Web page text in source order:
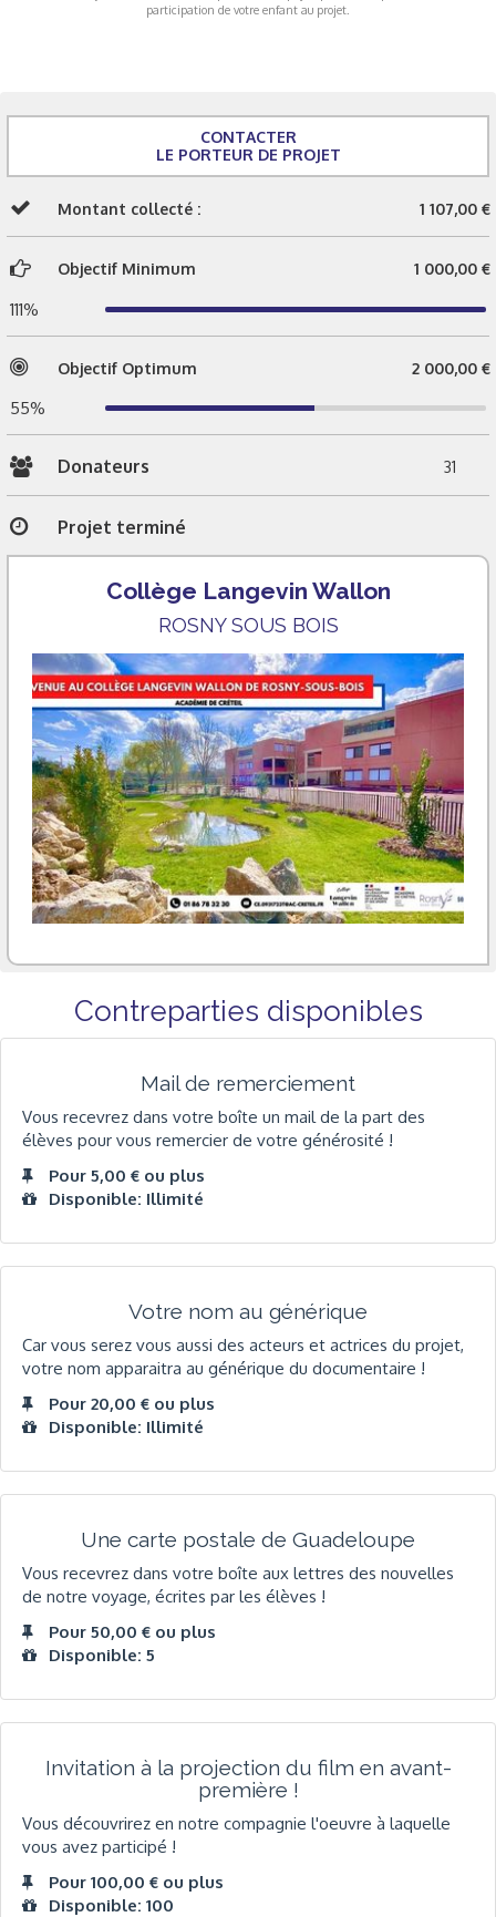
participation de votre enfant au projet.
CONTACTER
LE PORTEUR DE PROJET
Montant collecté : 1 107,00 €
Objectif Minimum 1 000,00 €
111%
Objectif Optimum 2 000,00 €
55%
Donateurs 31
Projet terminé
Collège Langevin Wallon
ROSNY SOUS BOIS
Contreparties disponibles
Mail de remerciement
Vous recevrez dans votre boîte un mail de la part des
élèves pour vous remercier de votre générosité !
Pour 5,00 € ou plus
Disponible: Illimité
Votre nom au générique
Car vous serez vous aussi des acteurs et actrices du projet,
votre nom apparaitra au générique du documentaire !
Pour 20,00 € ou plus
Disponible: Illimité
Une carte postale de Guadeloupe
Vous recevrez dans votre boîte aux lettres des nouvelles
de notre voyage, écrites par les élèves !
Pour 50,00 € ou plus
Disponible: 5
Invitation à la projection du film en avant-
première !
Vous découvrirez en notre compagnie l'oeuvre à laquelle
vous avez participé !
Pour 100,00 € ou plus
Disponible: 100